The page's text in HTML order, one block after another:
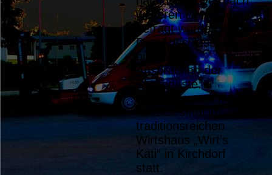
weiteren Bewerbern
gefragt worden war.
Den Abschluss
bildeten die
Ansprachen der
Ehrengäste.
Die Versammlung
fand diesmal im
traditionsreichen
Wirtshaus „Wirt’s
Kati“ in Kirchdorf
statt.